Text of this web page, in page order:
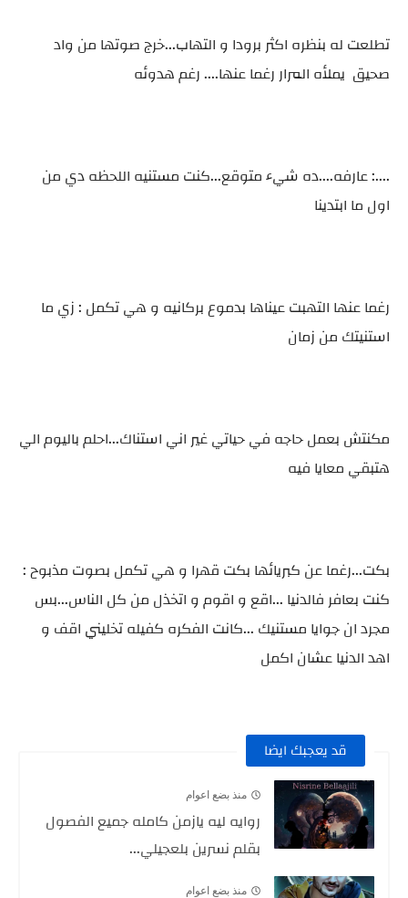
تطلعت له بنظره اكثر برودا و التهاب...خرج صوتها من واد
صحيق يملأه المرار رغما عنها.... رغم هدوئه
....: عارفه....ده شيء متوقع...كنت مستنيه اللحظه دي من
اول ما ابتدينا
رغما عنها التهبت عيناها بدموع بركانيه و هي تكمل : زي ما
استنيتك من زمان
مكنتش بعمل حاجه في حياتي غير اني استناك...احلم باليوم الي
هتبقي معايا فيه
بكت...رغما عن كبريائها بكت قهرا و هي تكمل بصوت مذبوح :
كنت بعافر فالدنيا ...اقع و اقوم و اتخذل من كل الناس...بس
مجرد ان جوايا مستنيك ...كانت الفكره كفيله تخليني اقف و
اهد الدنيا عشان اكمل
قد يعجبك ايضا
منذ بضع اعوام
روايه ليه يازمن كامله جميع الفصول
بقلم نسرين بلعجيلي...
منذ بضع اعوام